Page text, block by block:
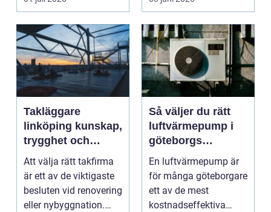
måleriarbet...
Takläggare
linköping kunskap,
trygghet och
hållbara tak
Att välja rätt takfirma
är ett av de viktigaste
besluten vid renovering
eller nybyggnation.
Så väljer du rätt
luftvärmepump i
göteborgs
kustklimat
En luftvärmepump är
för många göteborgare
ett av de mest
kostnadseffektiva